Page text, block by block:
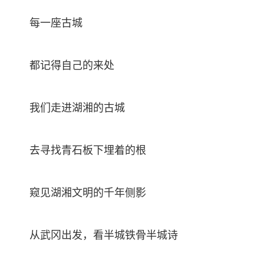
每一座古城
都记得自己的来处
我们走进湖湘的古城
去寻找青石板下埋着的根
窥见湖湘文明的千年侧影
从武冈出发，看半城铁骨半城诗